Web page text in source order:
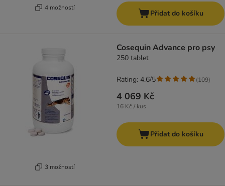
4 možností
Přidat do košíku
3 možností
Cosequin Advance pro psy
250 tablet
4 069 Kč
16 Kč / kus
Rating: 4.6/5 (109)
Přidat do košíku